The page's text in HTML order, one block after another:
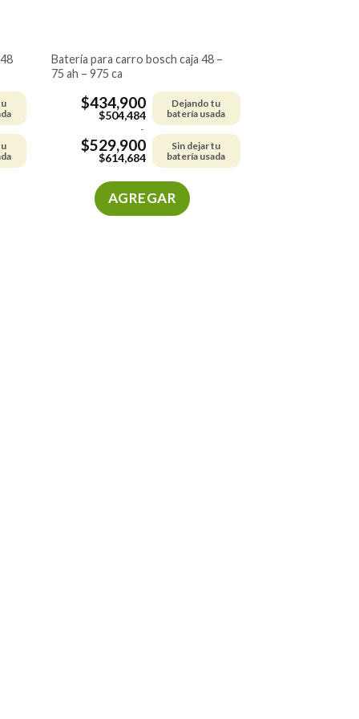
batería para carro bosch caja 48 –
75 ah – 975 ca
$434,900
$504,484
Dejando tu
batería usada
-
$529,900
$614,684
Sin dejar tu
batería usada
AGREGAR